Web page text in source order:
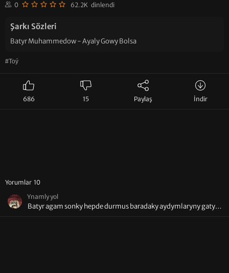
0 62.2K dinlendi
Şarkı Sözleri
Batyr Muhammedow - Ayaly Gowy Bolsa
#Toý
686 15 Paylaş İndir
Yorumlar 10
Ynamly yol
Batyr agam sonky hepde durmus baradaky aydymlaryny gaty